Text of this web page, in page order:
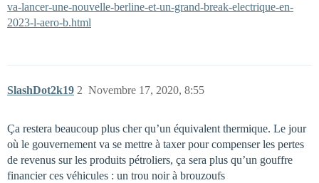
va-lancer-une-nouvelle-berline-et-un-grand-break-electrique-en-
2023-l-aero-b.html
SlashDot2k19 Novembre 17, 2020, 8:55
2
Ça restera beaucoup plus cher qu’un équivalent thermique. Le jour
où le gouvernement va se mettre à taxer pour compenser les pertes
de revenus sur les produits pétroliers, ça sera plus qu’un gouffre
financier ces véhicules : un trou noir à brouzoufs